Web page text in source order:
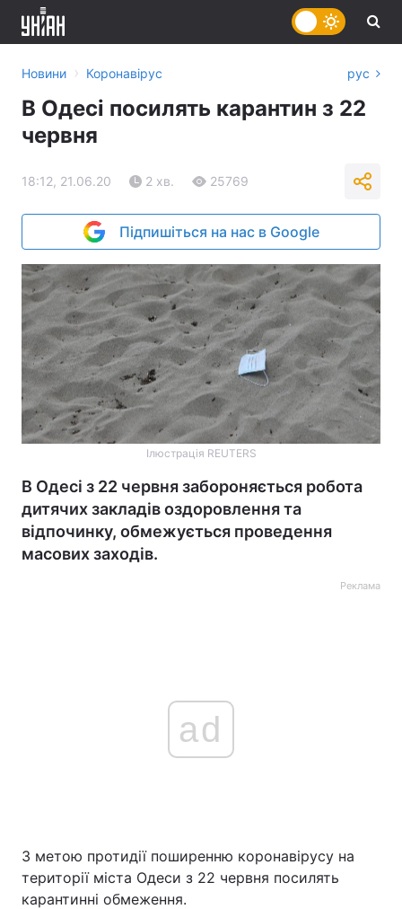
Головна Війна
Новини › Коронавірус рус
В Одесі посилять карантин з 22
червня
18:12, 21.06.20 2 хв. 25769
Підпишіться на нас в Google
Ілюстрація REUTERS
В Одесі з 22 червня забороняється робота
дитячих закладів оздоровлення та
відпочинку, обмежується проведення
масових заходів.
Реклама
ad
З метою протидії поширенню коронавірусу на
території міста Одеси з 22 червня посилять
карантинні обмеження.